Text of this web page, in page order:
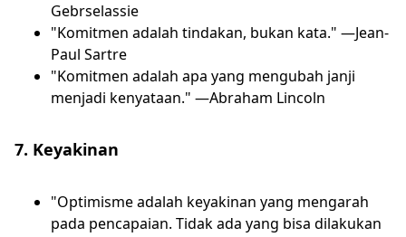
Gebrselassie
"Komitmen adalah tindakan, bukan kata." —Jean-
Paul Sartre
"Komitmen adalah apa yang mengubah janji
menjadi kenyataan." —Abraham Lincoln
7. Keyakinan
"Optimisme adalah keyakinan yang mengarah
pada pencapaian. Tidak ada yang bisa dilakukan